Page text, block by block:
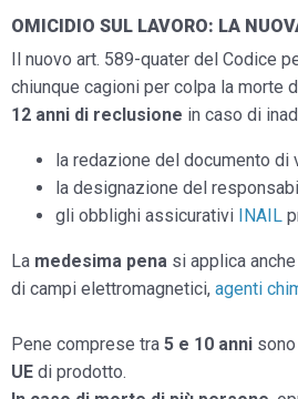
OMICIDIO SUL LAVORO: LA
Il nuovo art. 589-quater del Codice
chiunque cagioni per colpa la morte
12 anni di reclusione in caso di
la redazione del documento di
la designazione del
gli obblighi assicurativi INAIL
La medesima pena si applica
di campi elettromagnetici, agenti
Pene comprese tra 5 e 10 anni
UE di prodotto.